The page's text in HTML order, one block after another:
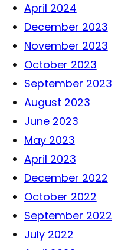
April 2024
December 2023
November 2023
October 2023
September 2023
August 2023
June 2023
May 2023
April 2023
December 2022
October 2022
September 2022
July 2022